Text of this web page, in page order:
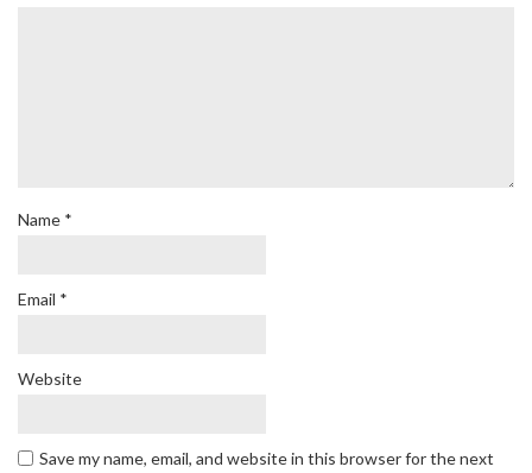
Name *
Email *
Website
Save my name, email, and website in this browser for the next